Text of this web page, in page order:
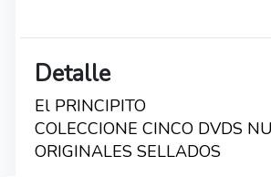
Detalle
El PRINCIPITO
COLECCIONE CINCO DVDS
ORIGINALES SELLADOS